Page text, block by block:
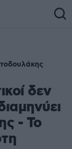
δεν
- Το